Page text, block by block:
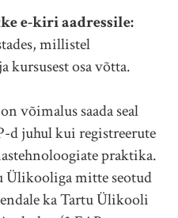
e-kiri aadressile:
millistel
kursusest osa võtta.
võimalus saada seal
d juhul kui registreerute
praktika.
Ülikooliga mitte seotud
ka Tartu Ülikooli